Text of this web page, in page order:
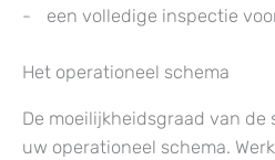
een volledige inspectie
Het operationeel schema
De moeilijkheidsgraad van
uw operationeel schema.